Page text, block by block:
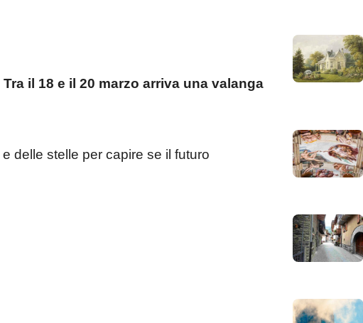
il 18 e il 20 marzo arriva una valanga
delle stelle per capire se il futuro